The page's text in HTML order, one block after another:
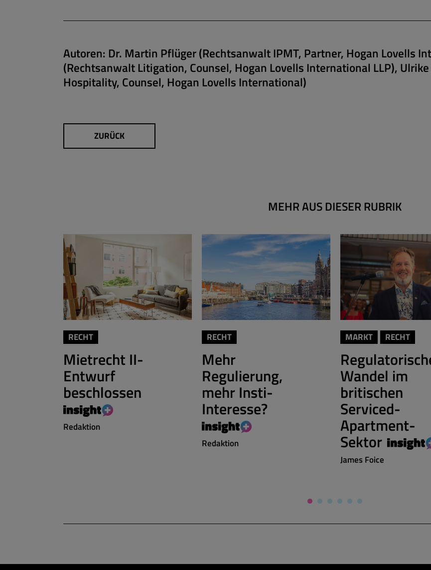
Autoren: Dr. Martin Pflüger (Rechtsanwalt IPMT, Partner, Hogan Lovells
(Rechtsanwalt Litigation, Counsel, Hogan Lovells International LLP),
Hospitality, Counsel, Hogan Lovells International)
ZURÜCK
MEHR AUS DIESER RUBRIK
RECHT
Mietrecht II-
Entwurf
beschlossen
Redaktion
RECHT
Mehr
Regulierung,
mehr Insti-
Interesse?
Redaktion
MARKT RECHT
Wandel im
britischen
Serviced-
Apartment-
Sektor
James Foice